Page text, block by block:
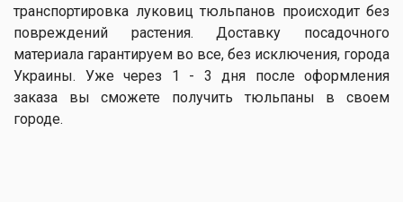
транспортировка луковиц тюльпанов происходит без
повреждений растения. Доставку посадочного
материала гарантируем во все, без исключения, города
Украины. Уже через 1 - 3 дня после оформления
заказа вы сможете получить тюльпаны в своем
городе.